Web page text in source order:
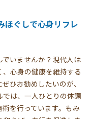
ほぐしで心身リフレ
いませんか？現代人は
心身の健康を維持する
ひお勧めしたいのが、
は、一人ひとりの体調
を行っています。もみ